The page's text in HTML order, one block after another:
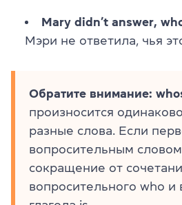
Mary didn’t answer,
Мэри не ответила, чья
Обратите внимание:
произносится
разные слова. Если
вопросительным
сокращение от
вопросительного who и